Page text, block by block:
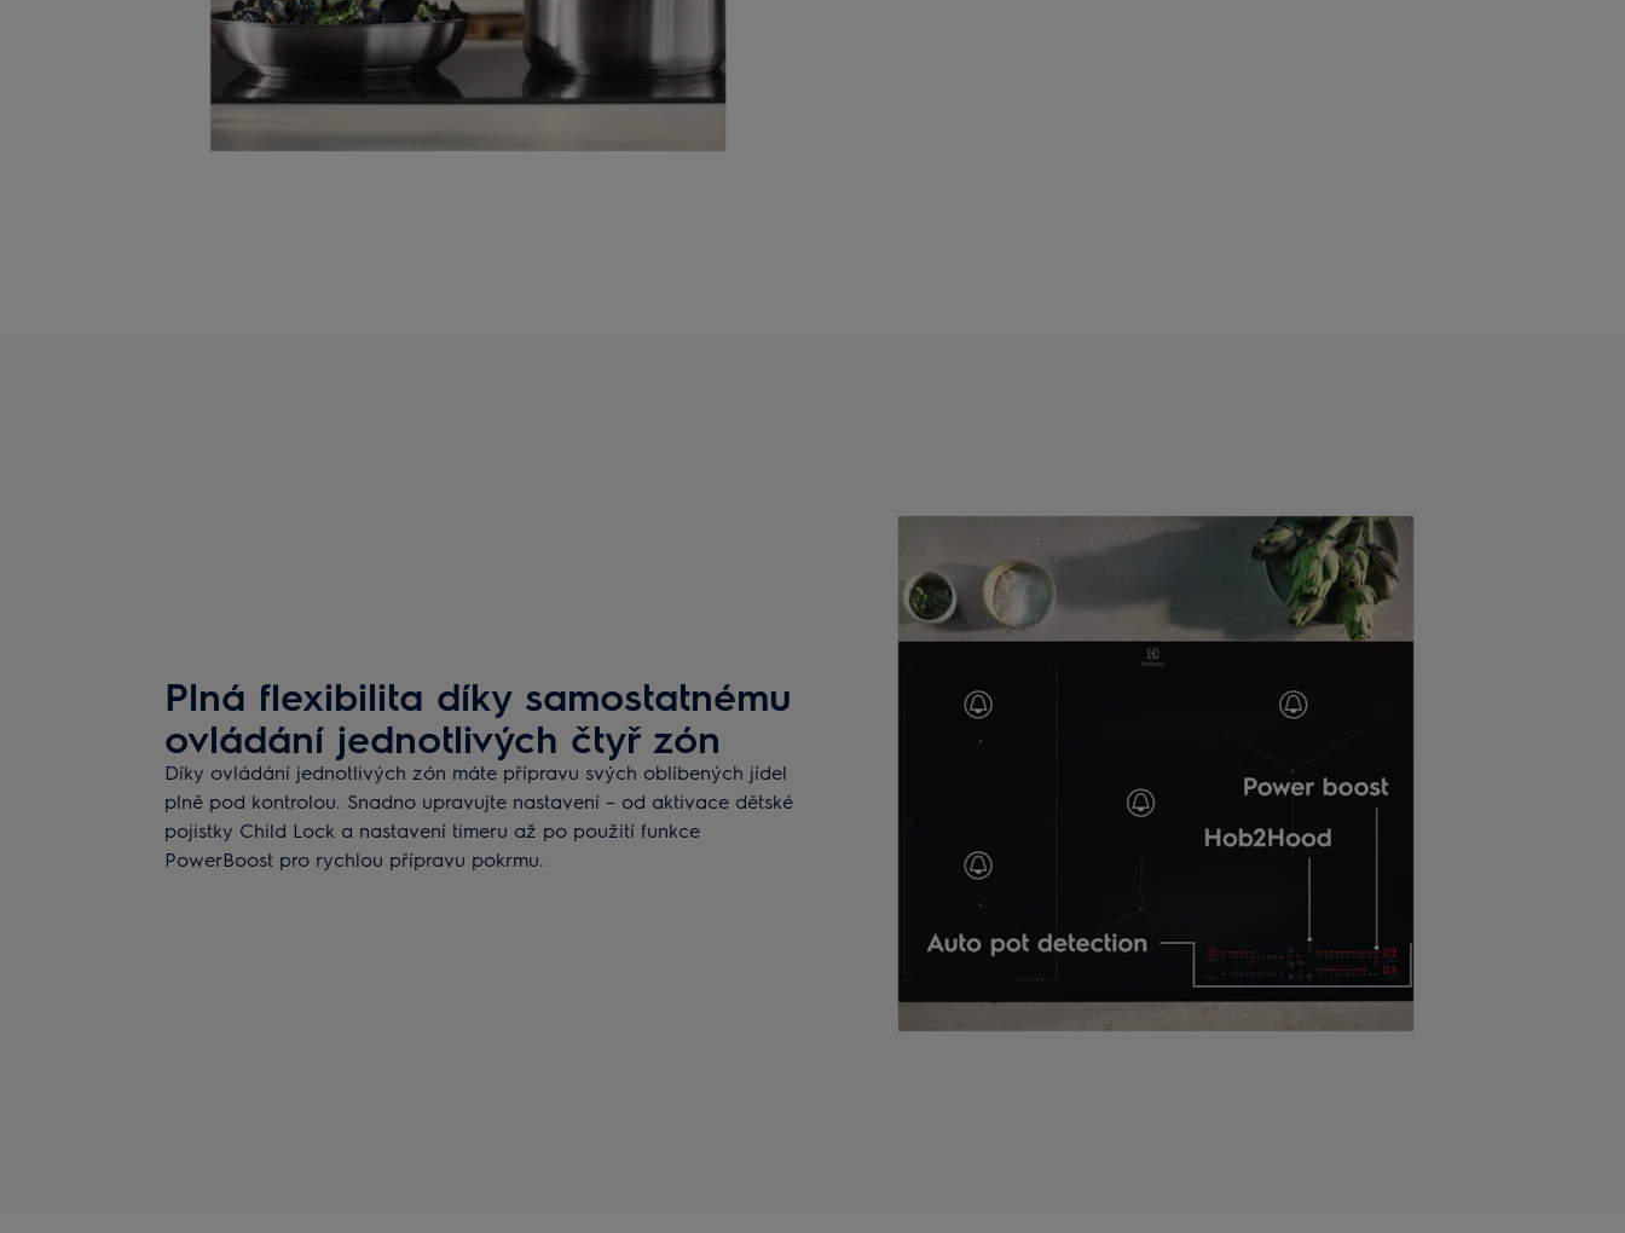
Plná flexibilita díky samostatnému
ovládání jednotlivých čtyř zón
Díky ovládání jednotlivých zón máte přípravu svých oblíbených jídel
plně pod kontrolou. Snadno upravujte nastavení – od aktivace dětské
pojistky Child Lock a nastavení timeru až po použití funkce
PowerBoost pro rychlou přípravu pokrmu.